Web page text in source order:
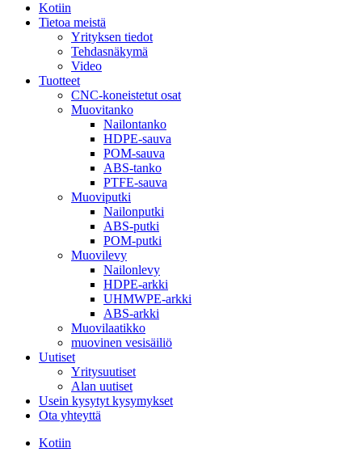
Kotiin
Tietoa meistä
Yrityksen tiedot
Tehdasnäkymä
Video
Tuotteet
CNC-koneistetut osat
Muovitanko
Nailontanko
HDPE-sauva
POM-sauva
ABS-tanko
PTFE-sauva
Muoviputki
Nailonputki
ABS-putki
POM-putki
Muovilevy
Nailonlevy
HDPE-arkki
UHMWPE-arkki
ABS-arkki
Muovilaatikko
muovinen vesisäiliö
Uutiset
Yritysuutiset
Alan uutiset
Usein kysytyt kysymykset
Ota yhteyttä
Kotiin